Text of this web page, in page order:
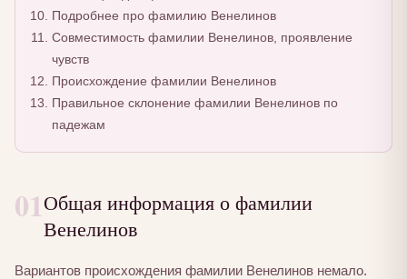
Подробнее про фамилию Венелинов
Совместимость фамилии Венелинов, проявление
чувств
Происхождение фамилии Венелинов
Правильное склонение фамилии Венелинов по
падежам
01Общая информация о фамилии
Венелинов
Вариантов происхождения фамилии Венелинов немало.